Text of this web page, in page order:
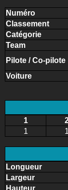
Numéro
Classement
Catégorie
Team
Pilote / Co-pilote
Voiture
1
1
1
Longueur
Largeur
Hauteur